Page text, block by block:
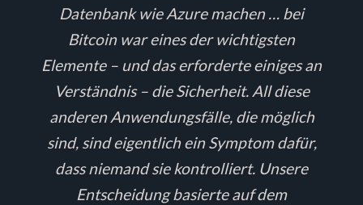
Datenbank wie Azure machen … bei
Bitcoin war eines der wichtigsten
Elemente – und das erforderte einiges an
Verständnis – die Sicherheit. All diese
anderen Anwendungsfälle, die möglich
sind, sind eigentlich ein Symptom dafür,
dass niemand sie kontrolliert. Unsere
Entscheidung basierte auf dem